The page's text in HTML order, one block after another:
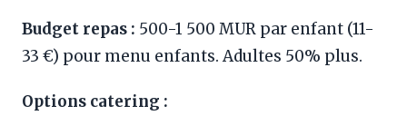
Budget repas : 500-1 500 MUR par enfant (11-
33 €) pour menu enfants. Adultes 50% plus.
Options catering :